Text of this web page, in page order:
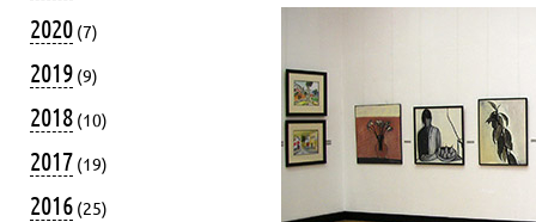
2020 (7)
2019 (9)
2018 (10)
2017 (19)
2016 (25)